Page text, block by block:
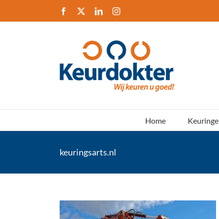
inhoud
Facebook LinkedInInstagram
Home
keuringsarts.nl